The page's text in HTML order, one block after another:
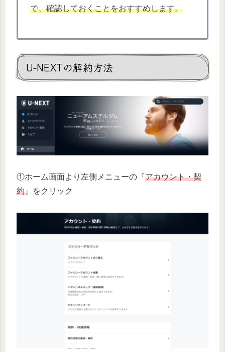
で、確認しておくことをおすすめします。
U-NEXTの解約方法
①ホーム画面より左側メニューの『アカウント・契
約 』をクリック